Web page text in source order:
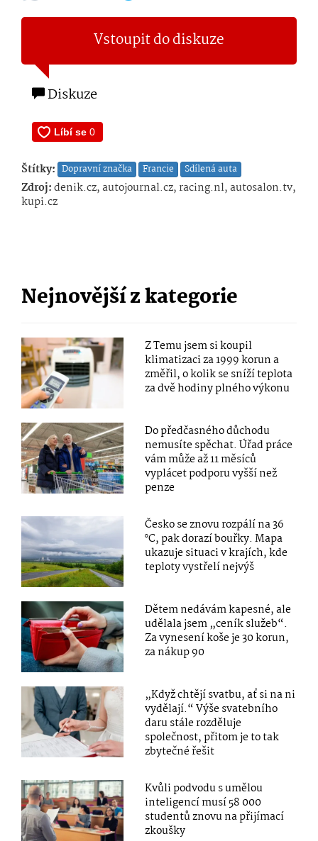
Vstoupit do diskuze
Diskuze
Štítky: Dopravní značka Francie Sdílená auta
Zdroj:denik.cz, autojournal.cz, racing.nl, autosalon.tv,
kupi.cz
Nejnovější z kategorie
Z Temu jsem si koupil
klimatizaci za 1999 korun a
změřil, o kolik se sníží teplota
za dvě hodiny plného výkonu
Do předčasného důchodu
nemusíte spěchat. Úřad práce
vám může až 11 měsíců
vyplácet podporu vyšší než
penze
Česko se znovu rozpálí na 36
°C, pak dorazí bouřky. Mapa
ukazuje situaci v krajích, kde
teploty vystřelí nejvýš
Dětem nedávám kapesné, ale
udělala jsem „ceník služeb“.
Za vynesení koše je 30 korun,
za nákup 90
„Když chtějí svatbu, ať si na ni
vydělají.“ Výše svatebního
daru stále rozděluje
společnost, přitom je to tak
zbytečné řešit
Kvůli podvodu s umělou
inteligencí musí 58 000
studentů znovu na přijímací
zkoušky